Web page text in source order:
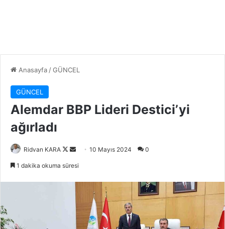
Anasayfa /GÜNCEL
GÜNCEL
Alemdar BBP Lideri Destici’yi
ağırladı
Ridvan KARA
Follow
Bir
göndermek
10 Mayıs 2024 0
1 dakika okuma süresi